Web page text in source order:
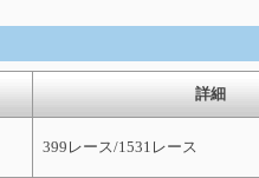
詳細
399レース/1531レース